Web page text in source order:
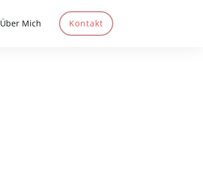
Über Mich Kontakt